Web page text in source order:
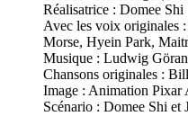
Réalisatrice : Domee Shi
Avec les voix originales
Morse, Hyein Park,
Musique : Ludwig
Chansons originales :
Image : Animation Pixar
Scénario : Domee Shi et